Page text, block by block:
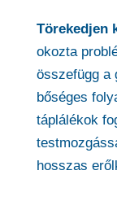
Törekedjen
okozta
összefügg a
bőséges
táplálékok
hosszas